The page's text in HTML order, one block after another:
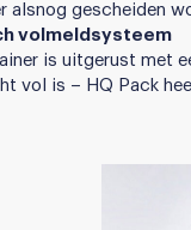
alsnog gescheiden
volmeldsysteem
is uitgerust met
vol is – HQ Pack